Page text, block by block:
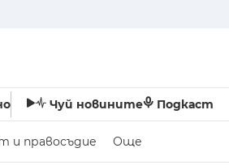
Чуй новините Подкаст
и правосъдие Още